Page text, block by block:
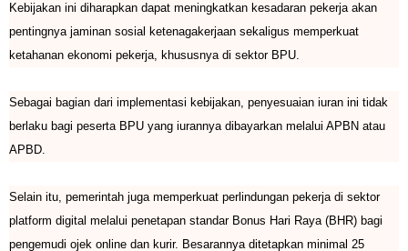
Kebijakan ini diharapkan dapat meningkatkan kesadaran pekerja akan
pentingnya jaminan sosial ketenagakerjaan sekaligus memperkuat
ketahanan ekonomi pekerja, khususnya di sektor BPU.
Sebagai bagian dari implementasi kebijakan, penyesuaian iuran ini tidak
berlaku bagi peserta BPU yang iurannya dibayarkan melalui APBN atau
APBD.
Selain itu, pemerintah juga memperkuat perlindungan pekerja di sektor
platform digital melalui penetapan standar Bonus Hari Raya (BHR) bagi
pengemudi ojek online dan kurir. Besarannya ditetapkan minimal 25